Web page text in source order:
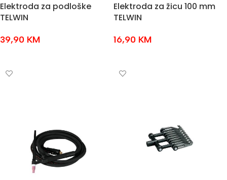
Elektroda za podloške
TELWIN
39,90 KM
Elektroda za žicu 100 mm
TELWIN
16,90 KM